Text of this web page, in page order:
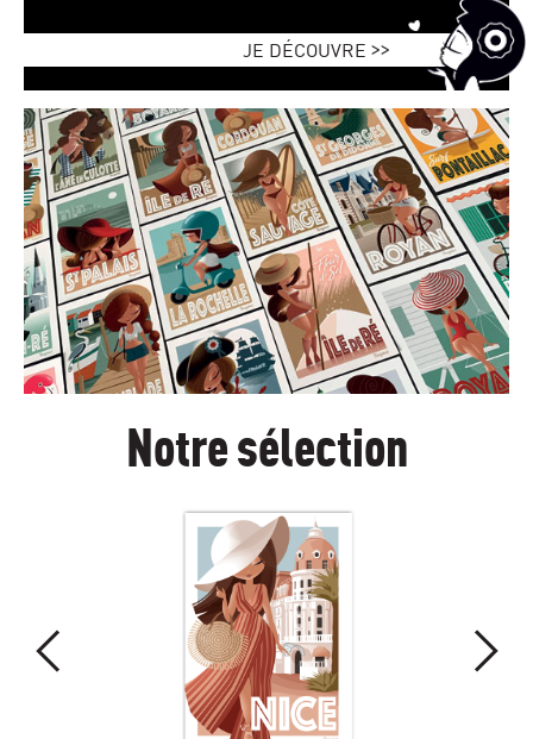
JE DÉCOUVRE >>
Notre sélection